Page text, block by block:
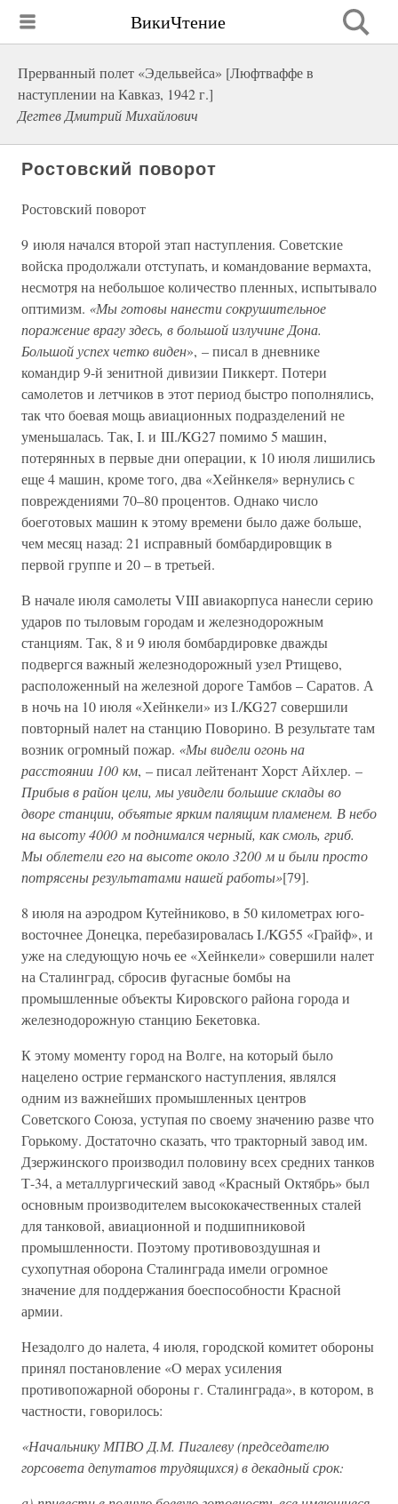
ВикиЧтение
Прерванный полет «Эдельвейса» [Люфтваффе в
наступлении на Кавказ, 1942 г.]
Дегтев Дмитрий Михайлович
Ростовский поворот
Ростовский поворот
9 июля начался второй этап наступления. Советские
войска продолжали отступать, и командование вермахта,
несмотря на небольшое количество пленных, испытывало
оптимизм. «Мы готовы нанести сокрушительное
поражение врагу здесь, в большой излучине Дона.
Большой успех четко виден», – писал в дневнике
командир 9-й зенитной дивизии Пиккерт. Потери
самолетов и летчиков в этот период быстро пополнялись,
так что боевая мощь авиационных подразделений не
уменьшалась. Так, I. и III./KG27 помимо 5 машин,
потерянных в первые дни операции, к 10 июля лишились
еще 4 машин, кроме того, два «Хейнкеля» вернулись с
повреждениями 70–80 процентов. Однако число
боеготовых машин к этому времени было даже больше,
чем месяц назад: 21 исправный бомбардировщик в
первой группе и 20 – в третьей.
В начале июля самолеты VIII авиакорпуса нанесли серию
ударов по тыловым городам и железнодорожным
станциям. Так, 8 и 9 июля бомбардировке дважды
подвергся важный железнодорожный узел Ртищево,
расположенный на железной дороге Тамбов – Саратов. А
в ночь на 10 июля «Хейнкели» из I./KG27 совершили
повторный налет на станцию Поворино. В результате там
возник огромный пожар. «Мы видели огонь на
расстоянии 100 км, – писал лейтенант Хорст Айхлер. –
Прибыв в район цели, мы увидели большие склады во
дворе станции, объятые ярким палящим пламенем. В небо
на высоту 4000 м поднимался черный, как смоль, гриб.
Мы облетели его на высоте около 3200 м и были просто
потрясены результатами нашей работы»[79].
8 июля на аэродром Кутейниково, в 50 километрах юго-
восточнее Донецка, перебазировалась I./KG55 «Грайф», и
уже на следующую ночь ее «Хейнкели» совершили налет
на Сталинград, сбросив фугасные бомбы на
промышленные объекты Кировского района города и
железнодорожную станцию Бекетовка.
К этому моменту город на Волге, на который было
нацелено острие германского наступления, являлся
одним из важнейших промышленных центров
Советского Союза, уступая по своему значению разве что
Горькому. Достаточно сказать, что тракторный завод им.
Дзержинского производил половину всех средних танков
Т-34, а металлургический завод «Красный Октябрь» был
основным производителем высококачественных сталей
для танковой, авиационной и подшипниковой
промышленности. Поэтому противовоздушная и
сухопутная оборона Сталинграда имели огромное
значение для поддержания боеспособности Красной
армии.
Незадолго до налета, 4 июля, городской комитет обороны
принял постановление «О мерах усиления
противопожарной обороны г. Сталинграда», в котором, в
частности, говорилось:
«Начальнику МПВО Д.М. Пигалеву (председателю
горсовета депутатов трудящихся) в декадный срок: